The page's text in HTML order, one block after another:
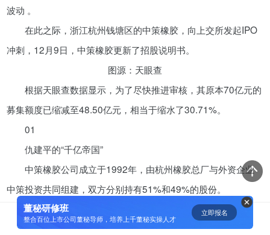
腾讯与马化腾：腾讯五虎是如何分
08-01
资鲸精选 | 迈瑞医疗上市：是王者
归来，还是“毒角兽”降临？
09-29
资鲸精选 | 一个一级市场投资人的
思维框架
09-11
波动 。
在此之际，浙江杭州钱塘区的中策橡胶，向上交所发起IPO
冲刺，12月9日，中策橡胶更新了招股说明书。
图源：天眼查
根据天眼查数据显示，为了尽快推进审核，其原本70亿元的
募集额度已缩减至48.50亿元，相当于缩水了30.71%。
01
仇建平的“千亿帝国”
中策橡胶公司成立于1992年，由杭州橡胶总厂与外资企业
中策投资共同组建，双方分别持有51%和49%的股份。
至2014年，中策橡胶有限公司计划引入外部财务投资者，
董秘研修班
整合百位上市公司董秘导师，培养上千董秘实操人才
立即报名